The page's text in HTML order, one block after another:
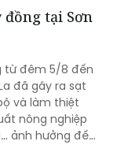
tại Sơn
từ đêm 5/8 đến
đã gây ra sạt
và làm thiệt
nông nghiệp
ảnh hưởng đến